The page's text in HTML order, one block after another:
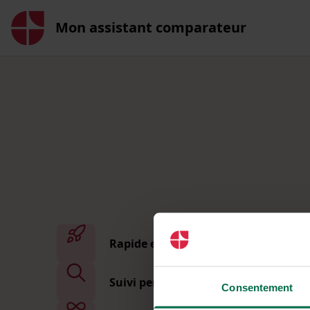
Consentement
Mon assistant comparateur
Rapide et sans démarche
Suivi personnalisé